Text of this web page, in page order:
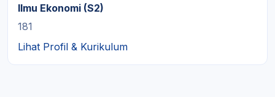
Ilmu Ekonomi (S2)
181
Lihat Profil & Kurikulum